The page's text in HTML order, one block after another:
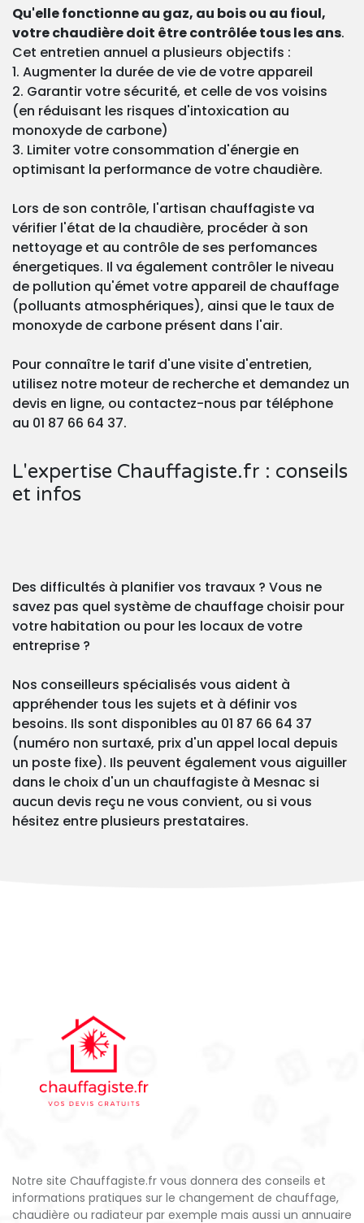
Qu'elle fonctionne au gaz, au bois ou au fioul,
votre chaudière doit être contrôlée tous les ans.
Cet entretien annuel a plusieurs objectifs :
1. Augmenter la durée de vie de votre appareil
2. Garantir votre sécurité, et celle de vos voisins
(en réduisant les risques d'intoxication au
monoxyde de carbone)
3. Limiter votre consommation d'énergie en
optimisant la performance de votre chaudière.
Lors de son contrôle, l'artisan chauffagiste va
vérifier l'état de la chaudière, procéder à son
nettoyage et au contrôle de ses perfomances
énergetiques. Il va également contrôler le niveau
de pollution qu'émet votre appareil de chauffage
(polluants atmosphériques), ainsi que le taux de
monoxyde de carbone présent dans l'air.
Pour connaître le tarif d'une visite d'entretien,
utilisez notre moteur de recherche et demandez un
devis en ligne, ou contactez-nous par téléphone
au 01 87 66 64 37.
L'expertise Chauffagiste.fr : conseils
et infos
Des difficultés à planifier vos travaux ? Vous ne
savez pas quel système de chauffage choisir pour
votre habitation ou pour les locaux de votre
entreprise ?
Nos conseilleurs spécialisés vous aident à
appréhender tous les sujets et à définir vos
besoins. Ils sont disponibles au 01 87 66 64 37
(numéro non surtaxé, prix d'un appel local depuis
un poste fixe). Ils peuvent également vous aiguiller
dans le choix d'un un chauffagiste à Mesnac si
aucun devis reçu ne vous convient, ou si vous
hésitez entre plusieurs prestataires.
Notre site Chauffagiste.fr vous donnera des conseils et
informations pratiques sur le changement de chauffage,
chaudière ou radiateur par exemple mais aussi un annuaire